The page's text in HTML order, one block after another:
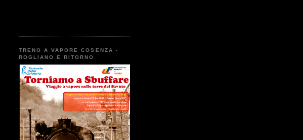
TRENO A VAPORE COSENZA -
ROGLIANO E RITORNO